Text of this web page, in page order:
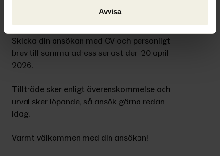
Avvisa
Byström på 090-70 62 00.
Skicka din ansökan med CV och personligt
brev till samma adress senast den 20 april
2026.
Tillträde sker enligt överenskommelse och
urval sker löpande, så ansök gärna redan
idag.
Varmt välkommen med din ansökan!